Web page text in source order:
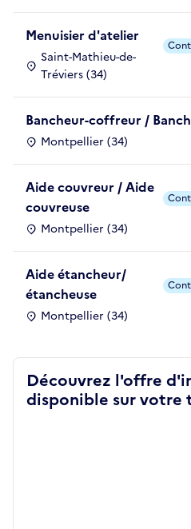
Menuisier d'atelier
Saint-Mathieu-de-
Tréviers (34)
Bancheur-coffreur /
Montpellier (34)
Aide couvreur / Aide
couvreuse
Montpellier (34)
Aide étancheur/
étancheuse
Montpellier (34)
Découvrez l'offre
disponible sur